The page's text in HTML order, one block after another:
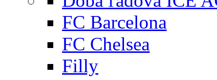
FC Barcelona
FC Chelsea
Filly